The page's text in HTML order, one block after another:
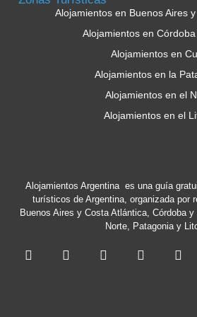
Alojamientos Argentina es una guía
turísticos de Argentina, organizada por
Buenos Aires y Costa Atlántica, Córdoba y
Norte, Patagonia y
Alojamientos en Buenos Aires
Alojamientos en
Alojamientos en
Alojamientos en la
Alojamientos en el
Alojamientos en el